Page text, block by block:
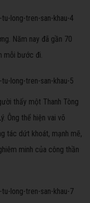
Năm nay đã gần 70
mỗi bước đi.
thấy một Thanh Tòng
Ông thể hiện vai võ
tác dứt khoát, mạnh mẽ,
minh của công thần